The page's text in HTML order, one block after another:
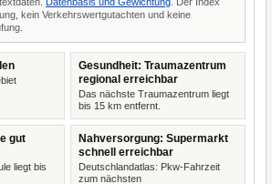
kein Verkehrswertgutachten und keine
Gesundheit: Traumazentrum
regional erreichbar
Das nächste Traumazentrum liegt
bis 15 km entfernt.
gut
liegt bis
Nahversorgung: Supermarkt
schnell erreichbar
Deutschlandatlas: Pkw-Fahrzeit
zum nächsten